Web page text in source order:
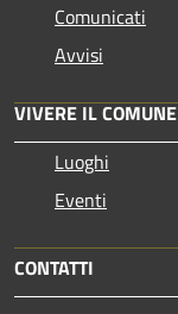
Comunicati
Avvisi
VIVERE IL COMUNE
Luoghi
Eventi
CONTATTI